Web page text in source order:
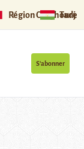
Région Ouïghoure
S’abonner